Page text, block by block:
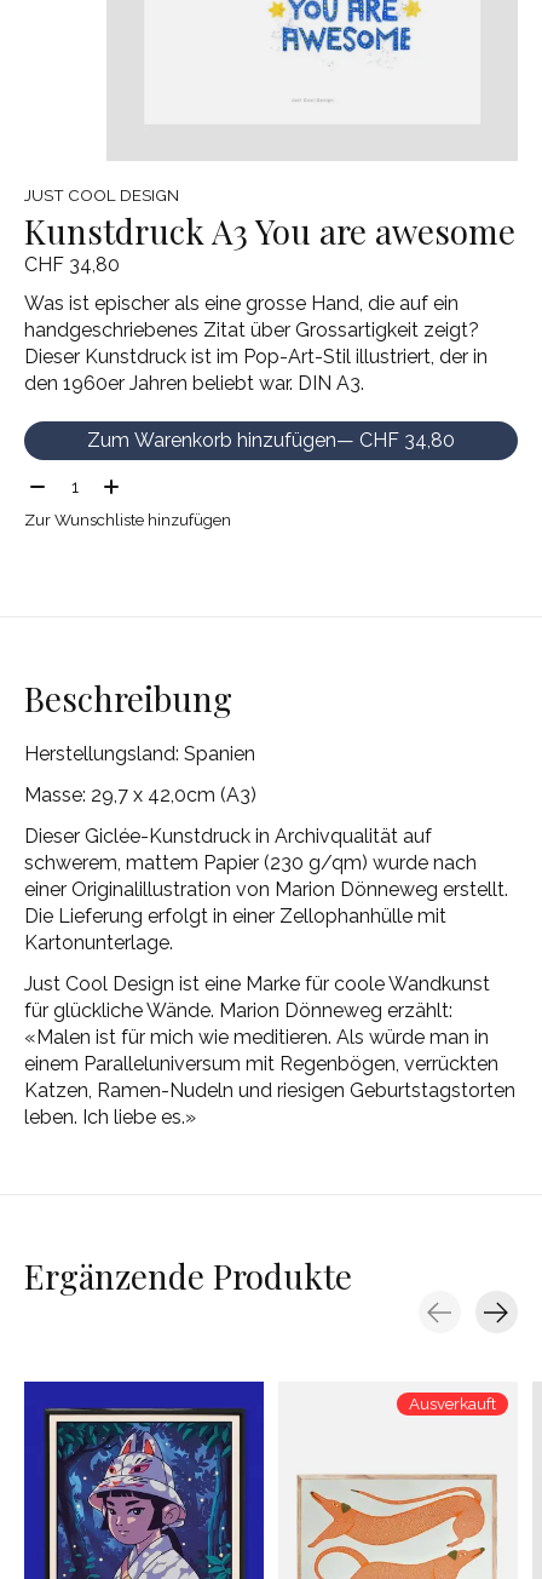
JUST COOL DESIGN
Kunstdruck A3 You are awesome
CHF 34,80
Was ist epischer als eine grosse Hand, die auf ein
handgeschriebenes Zitat über Grossartigkeit zeigt?
Dieser Kunstdruck ist im Pop-Art-Stil illustriert, der in
den 1960er Jahren beliebt war. DIN A3.
Zum Warenkorb hinzufügen
— CHF 34,80
Menge:
Zur Wunschliste hinzufügen
Beschreibung
Herstellungsland: Spanien
Masse: 29,7 x 42,0cm (A3)
Dieser Giclée-Kunstdruck in Archivqualität auf
schwerem, mattem Papier (230 g/qm) wurde nach
einer Originalillustration von Marion Dönneweg erstellt.
Die Lieferung erfolgt in einer Zellophanhülle mit
Kartonunterlage.
Just Cool Design ist eine Marke für coole Wandkunst
für glückliche Wände. Marion Dönneweg erzählt:
«Malen ist für mich wie meditieren. Als würde man in
einem Paralleluniversum mit Regenbögen, verrückten
Katzen, Ramen-Nudeln und riesigen Geburtstagstorten
leben. Ich liebe es.»
Ergänzende Produkte
Ausverkauft